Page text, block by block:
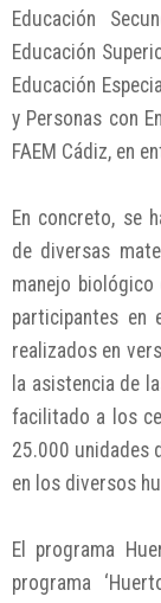
Educación
Educación
Educación
y Personas con
FAEM Cádiz, en
En concreto, se
de diversas
manejo
participantes en
realizados en
la asistencia de
facilitado a los
25.000 unidades
en los diversos
El programa
programa